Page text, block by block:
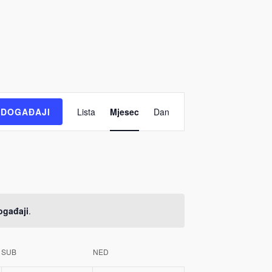
.
DOGAĐAJI
Views
Navigation
Lista Mjesec Dan
SUB NED